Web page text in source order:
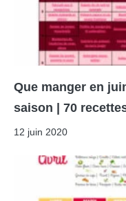
Que manger en
saison | 70
12 juin 2020